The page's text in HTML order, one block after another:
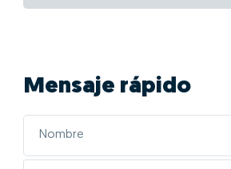
Mensaje rápido